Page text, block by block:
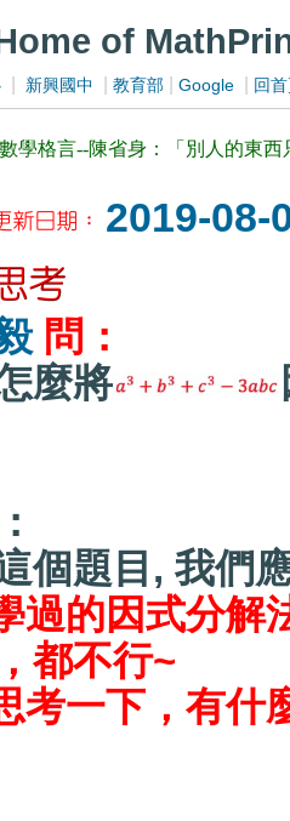
of
新興國中 教育部 Google 回
數學格言--陳省身：「別人的東
2019-08-
問：
麼將
：
個題目, 我們
過的因式分解
都不行~
考一下，有什